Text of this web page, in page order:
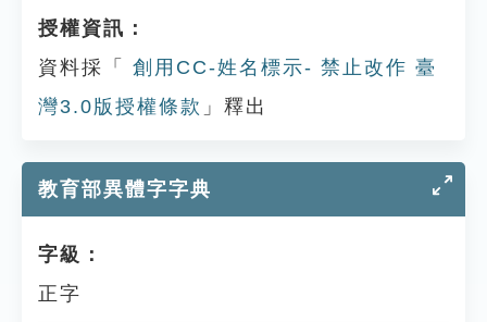
授權資訊：
資料採「
創用CC-姓名標示- 禁止改作 臺
灣3.0版授權條款 」釋出
教育部異體字字典
字級：
正字